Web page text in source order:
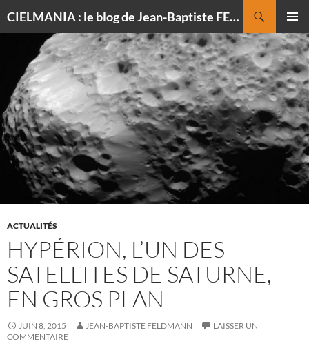
CIELMANIA : le blog de Jean-Baptiste FELDMANN, photographe du ciel
MENU
CONTENU
ACTUALITÉS
HYPÉRION, L’UN DES
SATELLITES DE SATURNE,
EN GROS PLAN
JUIN 8, 2015 JEAN-BAPTISTE FELDMANN
LAISSER UN
COMMENTAIRE